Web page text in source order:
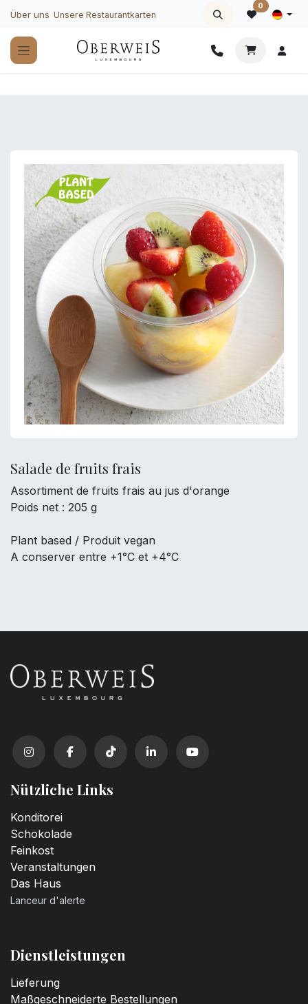
Zum Inhalt springen
Über uns Unsere Restaurantkarten
0
Salade de fruits frais
Assortiment de fruits frais au jus d'orange
Poids net : 205 g
Plant based / Produit vegan
A conserver entre +1°C et +4°C
Nützliche Links
Konditorei
Schokolade
Feinkost
Veranstaltungen
Das Haus
Lanceur d'alerte
Dienstleistungen
Lieferung
Maßgeschneiderte Bestellungen